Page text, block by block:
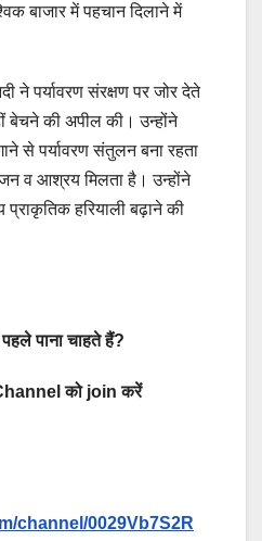
बाजार में पहचान दिलाने में
ने पर्यावरण संरक्षण पर जोर देते
बेचने की अपील की। उन्होंने
से पर्यावरण संतुलन बना रहता
व आश्रय मिलता है। उन्होंने
हरियाली बढ़ाने की
पाना चाहते हैं?
को join करें
channel/0029Vb7S2R